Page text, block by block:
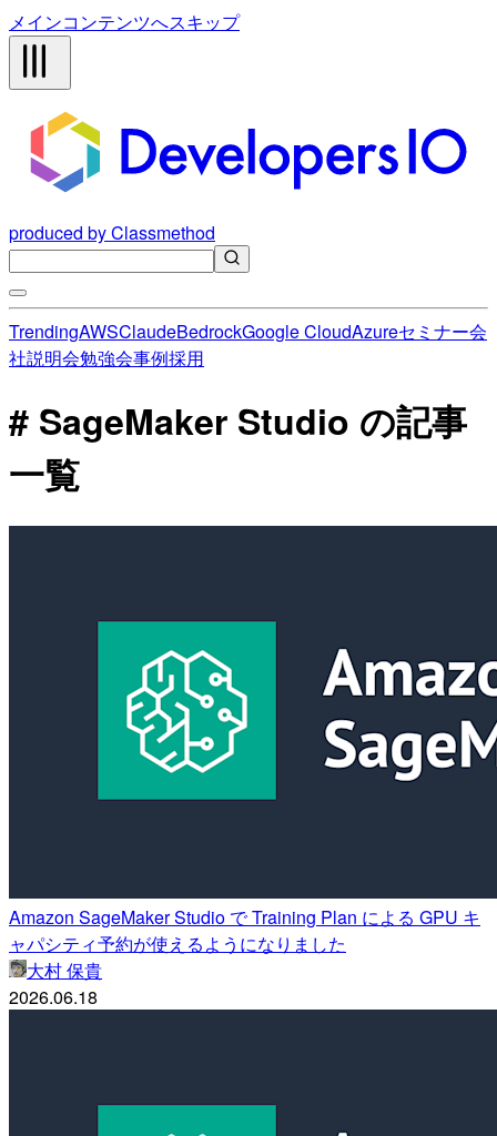
メインコンテンツへスキップ
produced by Classmethod
TrendingAWSClaudeBedrockGoogle CloudAzureセミナー会
社説明会勉強会事例採用
# SageMaker Studio の記事
一覧
Amazon SageMaker Studio で Training Plan による GPU キ
ャパシティ予約が使えるようになりました
大村 保貴
2026.06.18